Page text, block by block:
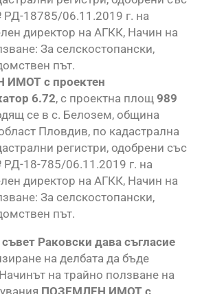
18785/06.11.2019 г. на
директор на АГКК, Начин на
За селскостопански,
път.
ИМОТ с проектен
6.72, с проектна площ 989
се в с. Белозем, община
Пловдив, по кадастрална
регистри, одобрени със
18-785/06.11.2019 г. на
директор на АГКК, Начин на
За селскостопански,
път.
Раковски дава съгласие
на делбата да бъде
на трайно ползване на
ПОЗЕМЛЕН ИМОТ с